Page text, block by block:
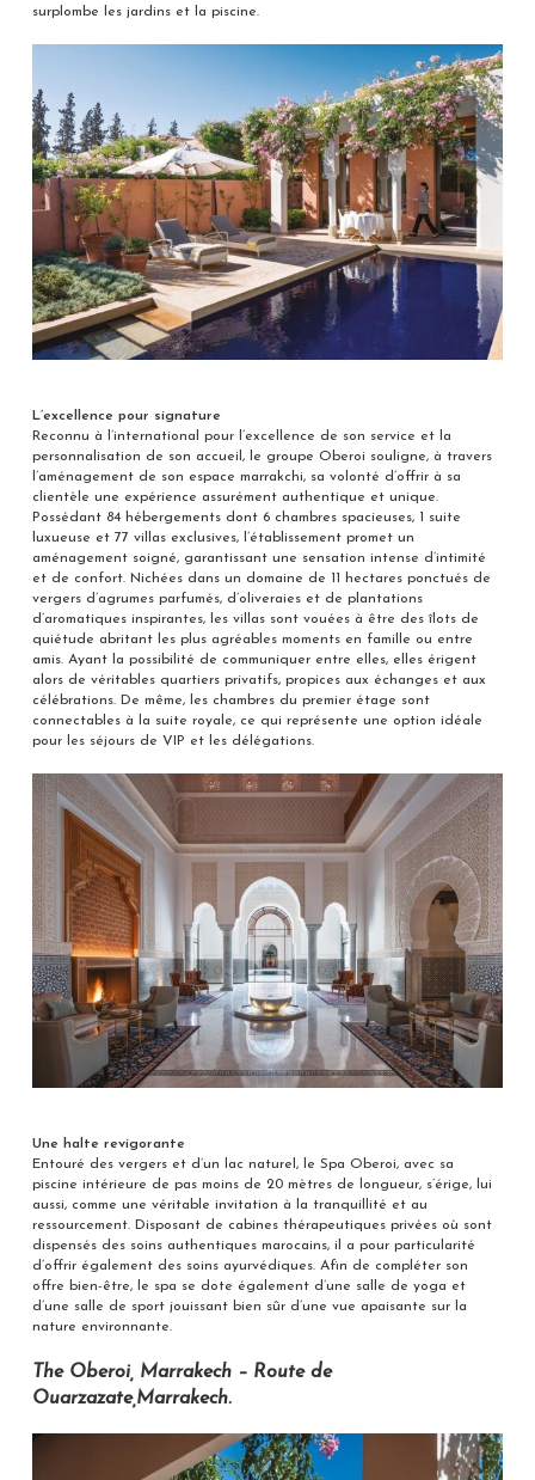
surplombe les jardins et la piscine.
L’excellence pour signature
Reconnu à l’international pour l’excellence de son service et la
personnalisation de son accueil, le groupe Oberoi souligne, à travers
l’aménagement de son espace marrakchi, sa volonté d’offrir à sa
clientèle une expérience assurément authentique et unique.
Possédant 84 hébergements dont 6 chambres spacieuses, 1 suite
luxueuse et 77 villas exclusives, l’établissement promet un
aménagement soigné, garantissant une sensation intense d’intimité
et de confort. Nichées dans un domaine de 11 hectares ponctués de
vergers d’agrumes parfumés, d’oliveraies et de plantations
d’aromatiques inspirantes, les villas sont vouées à être des îlots de
quiétude abritant les plus agréables moments en famille ou entre
amis. Ayant la possibilité de communiquer entre elles, elles érigent
alors de véritables quartiers privatifs, propices aux échanges et aux
célébrations. De même, les chambres du premier étage sont
connectables à la suite royale, ce qui représente une option idéale
pour les séjours de VIP et les délégations.
Une halte revigorante
Entouré des vergers et d’un lac naturel, le Spa Oberoi, avec sa
piscine intérieure de pas moins de 20 mètres de longueur, s’érige, lui
aussi, comme une véritable invitation à la tranquillité et au
ressourcement. Disposant de cabines thérapeutiques privées où sont
dispensés des soins authentiques marocains, il a pour particularité
d’offrir également des soins ayurvédiques. Afin de compléter son
offre bien-être, le spa se dote également d’une salle de yoga et
d’une salle de sport jouissant bien sûr d’une vue apaisante sur la
nature environnante.
The Oberoi, Marrakech – Route de
Ouarzazate,Marrakech.